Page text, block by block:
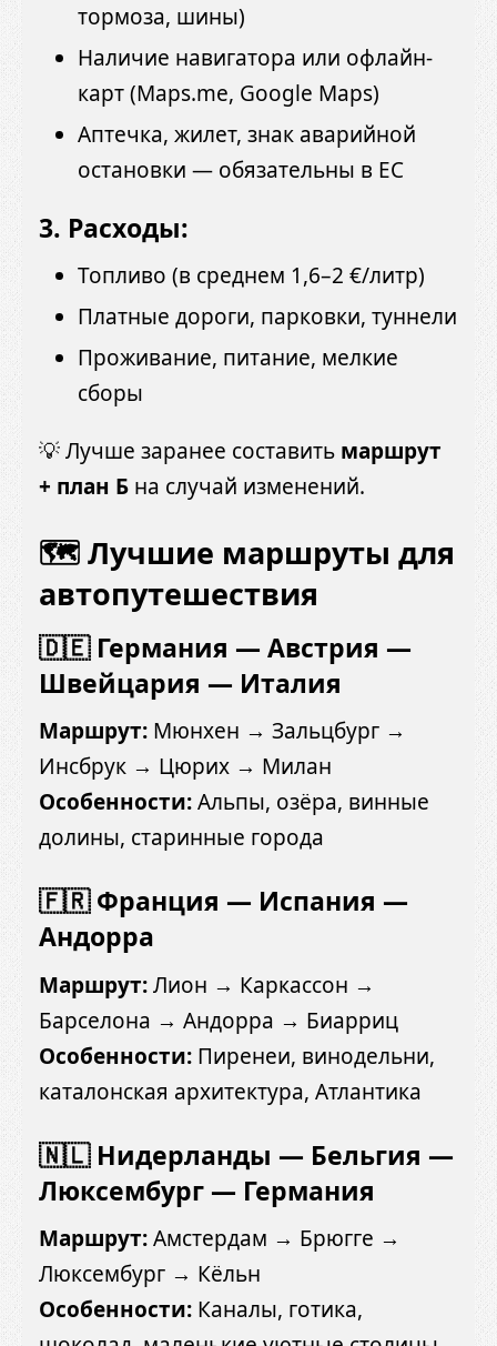
тормоза, шины)
Наличие навигатора или офлайн-
карт (Maps.me, Google Maps)
Аптечка, жилет, знак аварийной
остановки — обязательны в ЕС
3. Расходы:
Топливо (в среднем 1,6–2 €/литр)
Платные дороги, парковки, туннели
Проживание, питание, мелкие
сборы
💡 Лучше заранее составить маршрут
+ план Б на случай изменений.
🗺 Лучшие маршруты для
автопутешествия
🇩🇪 Германия — Австрия —
Швейцария — Италия
Маршрут: Мюнхен → Зальцбург →
Инсбрук → Цюрих → Милан
Особенности:Альпы, озёра, винные
долины, старинные города
🇫🇷 Франция — Испания —
Андорра
Маршрут:Лион → Каркассон →
Барселона → Андорра → Биарриц
Особенности: Пиренеи, винодельни,
каталонская архитектура, Атлантика
🇳🇱 Нидерланды — Бельгия —
Люксембург — Германия
Маршрут:Амстердам → Брюгге →
Люксембург → Кёльн
Особенности: Каналы, готика,